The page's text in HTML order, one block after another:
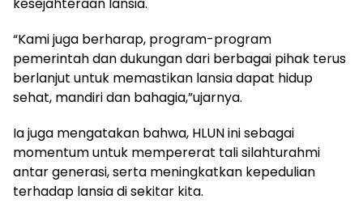
“Kami juga berharap, program-program
pemerintah dan dukungan dari berbagai pihak terus
berlanjut untuk memastikan lansia dapat hidup
sehat, mandiri dan bahagia,”ujarnya.
Ia juga mengatakan bahwa, HLUN ini sebagai
momentum untuk mempererat tali silahturahmi
antar generasi, serta meningkatkan kepedulian
terhadap lansia di sekitar kita.